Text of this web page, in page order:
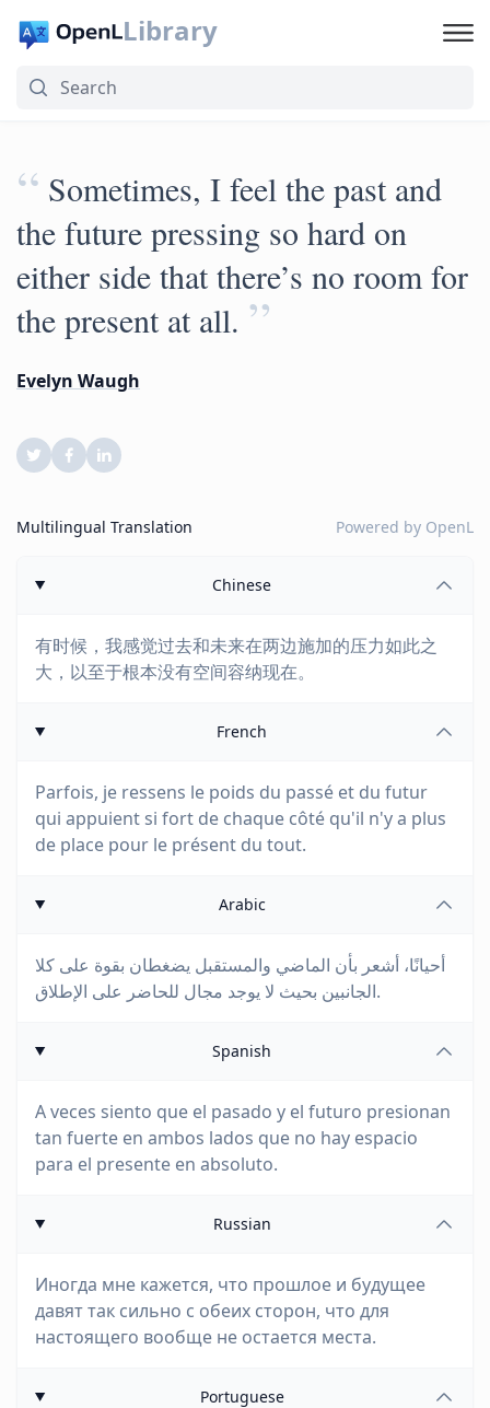
Library
“ Sometimes, I feel the past and
the future pressing so hard on
either side that there’s no room for
the present at all. ”
Evelyn Waugh
Multilingual Translation Powered by OpenL
Chinese
有时候，我感觉过去和未来在两边施加的压力如此之
大，以至于根本没有空间容纳现在。
French
Parfois, je ressens le poids du passé et du futur
qui appuient si fort de chaque côté qu'il n'y a plus
de place pour le présent du tout.
Arabic
أحيانًا، أشعر بأن الماضي والمستقبل يضغطان بقوة على كلا
الجانبين بحيث لا يوجد مجال للحاضر على الإطلاق.
Spanish
A veces siento que el pasado y el futuro presionan
tan fuerte en ambos lados que no hay espacio
para el presente en absoluto.
Russian
Иногда мне кажется, что прошлое и будущее
давят так сильно с обеих сторон, что для
настоящего вообще не остается места.
Portuguese